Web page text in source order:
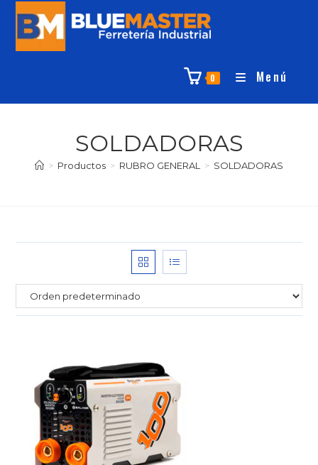
0 Menú
SOLDADORAS
> Productos > RUBRO GENERAL > SOLDADORAS